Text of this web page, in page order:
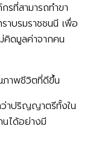
รที่สามารถทำขา
าบรมราชชนนี เพื่อ
คิดมูลค่าจากคน
ภาพชีวิตที่ดีขึ้น
าปริญญาตรีทั้งใน
นได้อย่างมี